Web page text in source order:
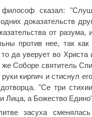
сказал:
доказательств
от разума,
против нее, так
да уверует во Христа
Соборе святитель
кирпич и стиснул
"Се три
Лица, а Божество
засуха